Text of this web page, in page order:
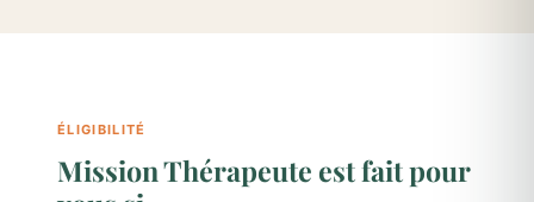
ÉLIGIBILITÉ
Mission Thérapeute est fait pour